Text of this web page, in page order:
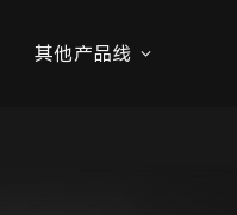
其他产品线